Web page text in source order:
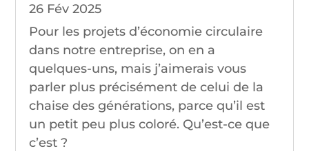
26 Fév 2025
Pour les projets d’économie circulaire
dans notre entreprise, on en a
quelques-uns, mais j’aimerais vous
parler plus précisément de celui de la
chaise des générations, parce qu’il est
un petit peu plus coloré. Qu’est-ce que
c’est ?